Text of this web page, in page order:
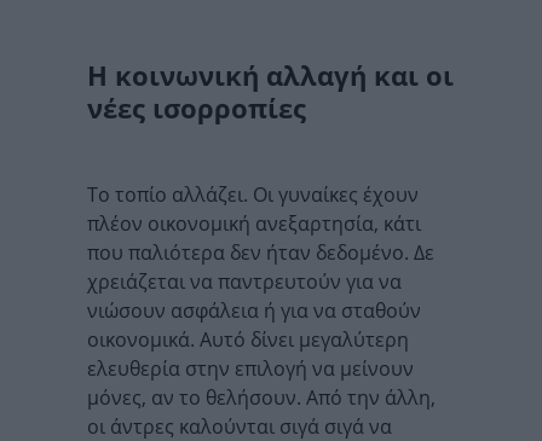
Η κοινωνική αλλαγή και οι
νέες ισορροπίες
Το τοπίο αλλάζει. Οι γυναίκες έχουν
πλέον οικονομική ανεξαρτησία, κάτι
που παλιότερα δεν ήταν δεδομένο. Δε
χρειάζεται να παντρευτούν για να
νιώσουν ασφάλεια ή για να σταθούν
οικονομικά. Αυτό δίνει μεγαλύτερη
ελευθερία στην επιλογή να μείνουν
μόνες, αν το θελήσουν. Από την άλλη,
οι άντρες καλούνται σιγά σιγά να